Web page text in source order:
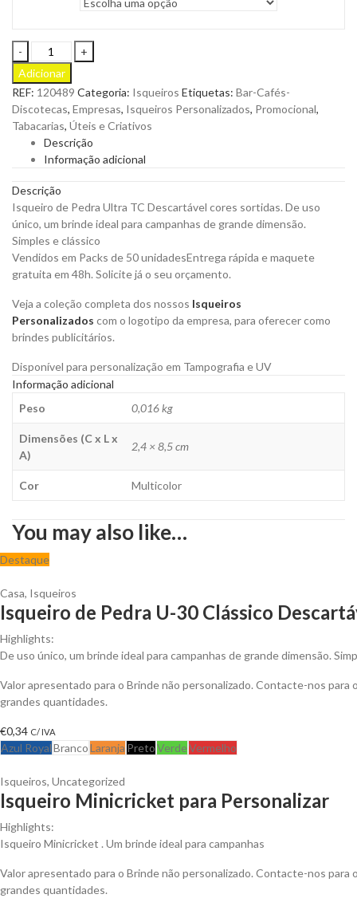
Isqueiro
de
Pedra
Ultra
TC
Descartável
Cores
Sortidas
Personalizar
quantity
Adicionar
REF: 120489 Categoria: Isqueiros Etiquetas: Bar-Cafés-
Discotecas, Empresas, Isqueiros Personalizados, Promocional,
Tabacarias, Úteis e Criativos
Descrição
Informação adicional
Descrição
Isqueiro de Pedra Ultra TC Descartável cores sortidas. De uso
único, um brinde ideal para campanhas de grande dimensão.
Simples e clássico
Vendidos em Packs de 50 unidadesEntrega rápida e maquete
gratuita em 48h. Solicite já o seu orçamento.
Veja a coleção completa dos nossos Isqueiros
Personalizados com o logotipo da empresa, para oferecer como
brindes publicitários.
Disponível para personalização em Tampografia e UV
Informação adicional
Peso
0,016 kg
Dimensões (C x L x
A)
2,4 × 8,5 cm
Cor Multicolor
You may also like…
Destaque
Casa, Isqueiros
Isqueiro de Pedra U-30 Clássico
Highlights:
De uso único, um brinde ideal para campanhas de grande dimensão.
Valor apresentado para o Brinde não personalizado. Contacte-nos
grandes quantidades.
€0,34 C/ IVA
Azul RoyalBrancoLaranja PretoVerdeVermelho
Isqueiros, Uncategorized
Isqueiro Minicricket para Personalizar
Highlights:
Isqueiro Minicricket . Um brinde ideal para campanhas
Valor apresentado para o Brinde não personalizado. Contacte-nos
grandes quantidades.